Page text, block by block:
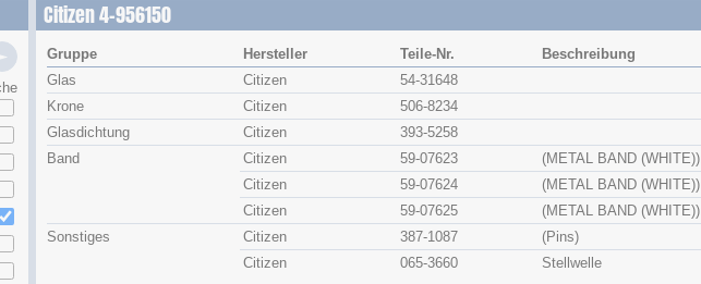
Citizen 4-956150
Gruppe Hersteller Teile-Nr. Beschreibung
Glas
Citizen 54-31648
Krone
Citizen 506-8234
Glasdichtung
Citizen 393-5258
Band
Citizen 59-07623 (METAL BAND (WHITE))
Citizen
59-07624 (METAL BAND (WHITE))
Citizen
59-07625 (METAL BAND (WHITE))
Sonstiges
Citizen 387-1087 (Pins)
Citizen
065-3660 Stellwelle